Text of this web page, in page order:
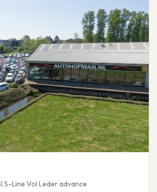
S-Line Vol Leder advance